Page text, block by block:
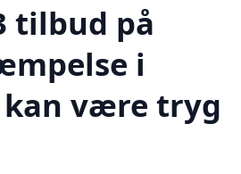
tilbud på
i
kan være tryg